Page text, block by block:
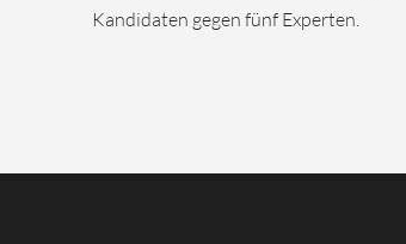
Kandidaten gegen fünf Experten.